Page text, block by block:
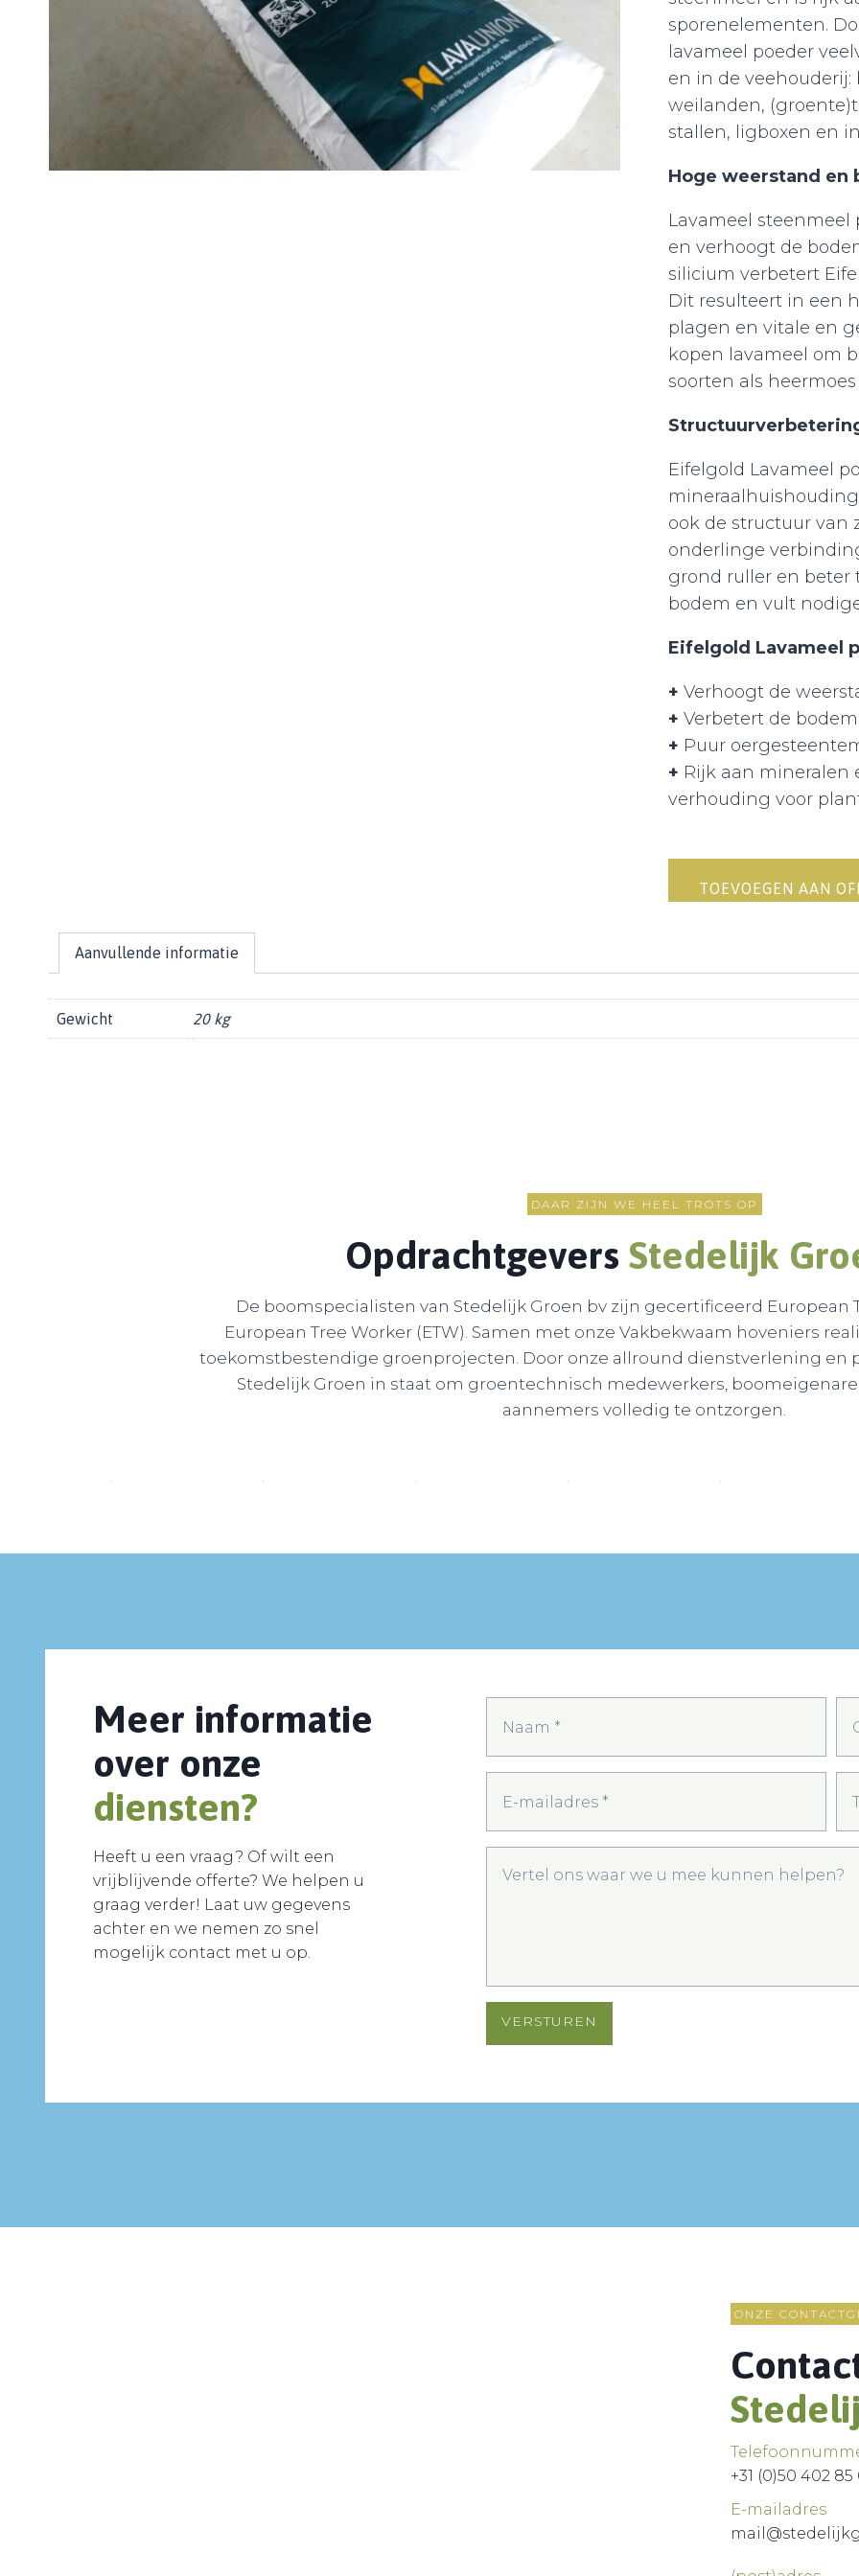
sporenelementen.
lavameel poeder
en in de veehouderij:
weilanden,
stallen, ligboxen en
Hoge weerstand en
Lavameel steenmeel
en verhoogt de
silicium verbetert
Dit resulteert in een
plagen en vitale en
kopen lavameel om
soorten als
Eifelgold Lavameel
ook de structuur van
onderlinge
grond ruller en beter
bodem en vult
Eifelgold Lavameel
+ Verhoogt de
+ Verbetert de
+ Puur
+ Rijk aan mineralen
verhouding voor
TOEVOEGEN AAN
Aanvullende informatie
Gewicht 20 kg
DAAR ZIJN WE HEEL TROTS OP
Opdrachtgevers Stedelijk
De boomspecialisten van Stedelijk Groen bv zijn gecertificeerd European
European Tree Worker (ETW). Samen met onze Vakbekwaam hoveniers
toekomstbestendige groenprojecten. Door onze allround dienstverlening en
Stedelijk Groen in staat om groentechnisch medewerkers,
aannemers volledig te ontzorgen.
Meer informatie
over onze
diensten?
Heeft u een vraag? Of wilt een
vrijblijvende offerte? We helpen u
graag verder! Laat uw gegevens
achter en we nemen zo snel
mogelijk contact met u op.
VERSTUREN
ONZE
+31 (0)50 402 85
E-mailadres